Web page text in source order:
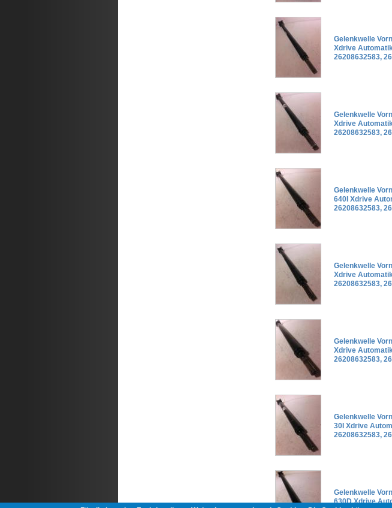
Gelenkwelle
Xdrive
26208632583,
Gelenkwelle
Xdrive
26208632583,
Gelenkwelle
640I Xdrive
26208632583,
Gelenkwelle
Xdrive
26208632583,
Gelenkwelle
Xdrive
26208632583,
Gelenkwelle
30I Xdrive
26208632583,
Gelenkwelle
630D Xdrive